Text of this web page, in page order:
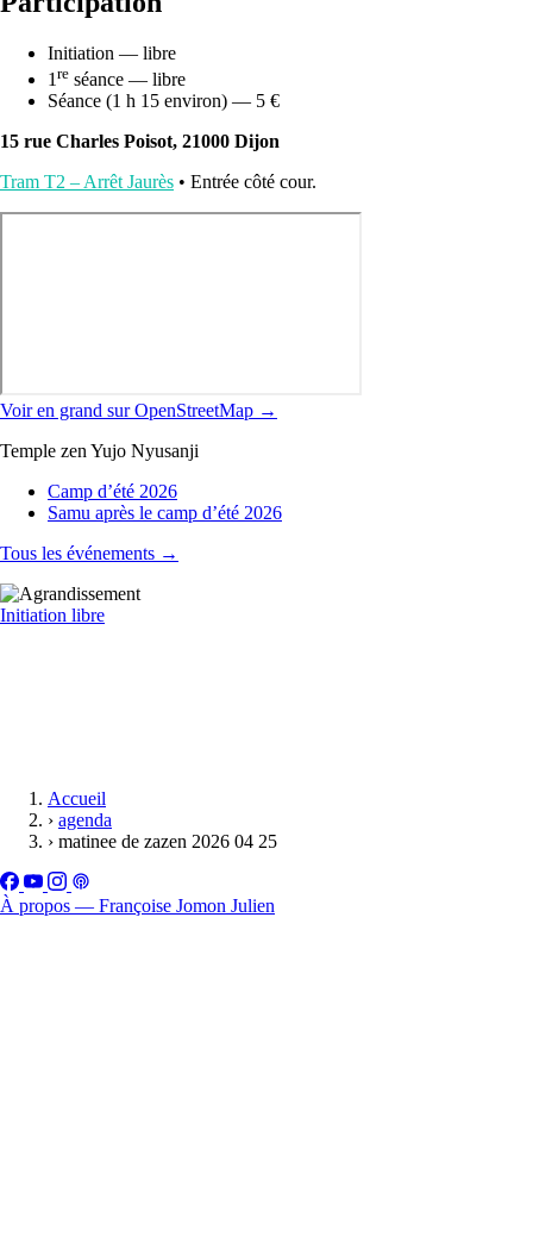
Initiation — libre
1 re séance — libre
Séance (1 h 15 environ) — 5 €
15 rue Charles Poisot, 21000 Dijon
Tram T2 – Arrêt Jaurès • Entrée côté cour.
Voir en grand sur OpenStreetMap →
Temple zen Yujo Nyusanji
Camp d’été 2026
Samu après le camp d’été 2026
Tous les événements →
Initiation libre
Accueil
› agenda
› matinee de zazen 2026 04 25
À propos — Françoise Jomon Julien